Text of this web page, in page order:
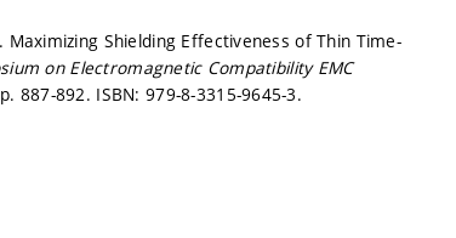
Maximizing Shielding Effectiveness of Thin Time-
on Electromagnetic Compatibility EMC
p. 887-892. ISBN: 979-8-3315-9645-3.